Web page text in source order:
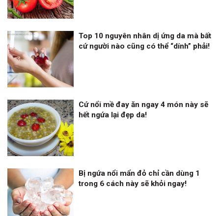
Top 10 nguyên nhân dị ứng da mà bất
cứ người nào cũng có thể “dính” phải!
Cứ nổi mề đay ăn ngay 4 món này sẽ
hết ngứa lại đẹp da!
Bị ngứa nổi mẩn đỏ chỉ cần dùng 1
trong 6 cách này sẽ khỏi ngay!